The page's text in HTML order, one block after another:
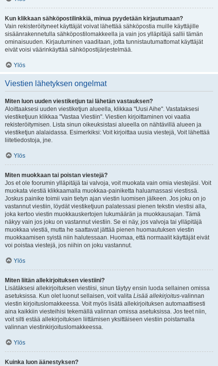
Kun klikkaan sähköpostilinkkiä, minua pyydetään kirjautumaan?
Vain rekisteröityneet käyttäjät voivat lähettää sähköpostia muille käyttäjille
sisäänrakennetulla sähköpostilomakkeella ja vain jos ylläpitäjä sallii tämän
ominaisuuden. Kirjautuminen vaaditaan, jotta tunnistautumattomat käyttäjät
eivät voisi väärinkäyttää sähköpostijärjestelmää.
Ylös
Viestien lähetyksen ongelmat
Miten luon uuden viestiketjun tai lähetän vastauksen?
Aloittaaksesi uuden viestiketjun alueella, klikkaa "Uusi Aihe". Vastataksesi
viestiketjuun klikkaa "Vastaa Viestiin". Viestien kirjoittaminen voi vaatia
rekisteröitymisen. Lista sinun oikeuksistasi alueella on nähtävillä alueen ja
viestiketjun alalaidassa. Esimerkiksi: Voit kirjoittaa uusia viestejä, Voit lähettää
liitetiedostoja, jne.
Ylös
Miten muokkaan tai poistan viestejä?
Jos et ole foorumin ylläpitäjä tai valvoja, voit muokata vain omia viestejäsi. Voit
muokata viestiä klikkaamalla muokkaa-painiketta haluamassasi viestissä.
Joskus painike toimii vain tietyn ajan viestin luomisen jälkeen. Jos joku on jo
vastannut viestiin, löydät viestiketjuun palatessasi pienen tekstin viestisi alla,
joka kertoo viestin muokkauskertojen lukumäärän ja muokkausajan. Tämä
näkyy vain jos joku on vastannut viestiin. Se ei näy, jos valvoja tai ylläpitäjä
muokkaa viestiä, mutta he saattavat jättää pienen huomautuksen viestin
muokkaamisen syistä niin halutessaan. Huomaa, että normaalit käyttäjät eivät
voi poistaa viestejä, jos niihin on joku vastannut.
Ylös
Miten liitän allekirjoituksen viestiini?
Lisätäksesi allekirjoituksen viestiisi, sinun täytyy ensin luoda sellainen omissa
asetuksissa. Kun olet luonut sellaisen, voit valita Lisää allekirjoitus-valinnan
viestin kirjoituslomakkeessa. Voit myös lisätä allekirjoituksen automaattisesti
aina kaikkiin viesteihisi tekemällä valinnan omissa asetuksissa. Jos teet niin,
voit silti estää allekirjoituksen liittämisen yksittäiseen viestiin poistamalla
valinnan viestinkirjoituslomakkeessa.
Ylös
Kuinka luon äänestyksen?